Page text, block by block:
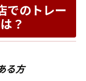
でのトレー
？
る方